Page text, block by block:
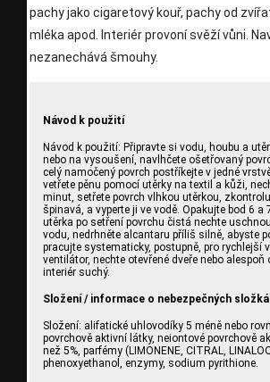
pachy jako cigaretový kouř, pachy od
mléka apod. Interiér provoní svěží vůni.
nezanechává šmouhy.
Návod k použití
Návod k použití: Připravte si vodu, houbu a
nebo na vysoušení, navlhčete ošetřovaný
celý namočený povrch postříkejte v jedné
vetřete pěnu pomocí utěrky na textil a kůži,
minut, setřete povrch vlhkou utěrkou,
špinavá, a vyperte ji ve vodě. Opakujte bod 6 a
utěrka po setření povrchu čistá nechte
vodu, nedrhněte alcantaru příliš silně, abyste
pracujte systematicky, postupně, pro rychlejší
ventilátor, nechte otevřené dveře nebo alespoň
interiér suchý.
Složení / informace o nebezpečných
Složení: alifatické uhlovodíky 5 méně nebo
povrchově aktivní látky, neiontové povrchově
než 5%, parfémy (LIMONENE, CITRAL,
phenoxyethanol, enzymy, sodium pyrithione.